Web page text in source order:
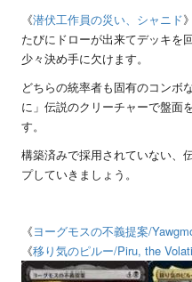
《潜伏工作員の災い、シャニド
たびにドローが出来てデッキを
少々決め手に欠けます。
どちらの統率者も固有のコンボ
に」伝説のクリーチャーで盤面
す。
構築済みで採用されていない、
プしていきましょう。
《ヨーグモスの不義提案/
《移り気のピルー/Piru, the